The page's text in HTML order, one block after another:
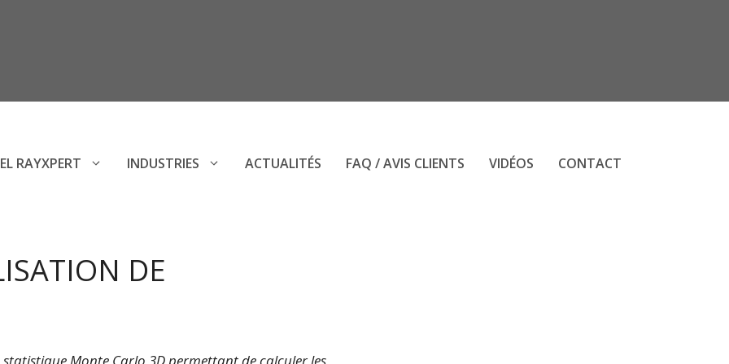
RAYXPERT INDUSTRIES ACTUALITÉS FAQ / AVIS CLIENTS VIDÉOS CONTACT
DE
Monte Carlo 3D permettant de calculer les